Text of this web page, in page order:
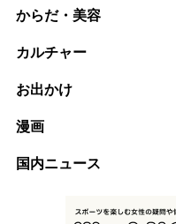
からだ・美容
カルチャー
お出かけ
漫画
国内ニュース